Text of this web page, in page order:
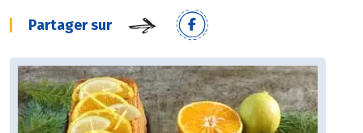
Partager sur